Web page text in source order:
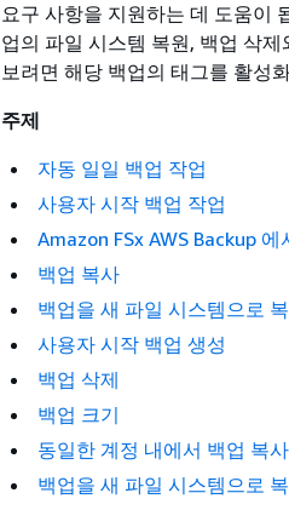
요구 사항을 지원하는 데 도움이
업의 파일 시스템 복원, 백업 삭
보려면 해당 백업의 태그를 활성
주제
자동 일일 백업 작업
사용자 시작 백업 작업
Amazon FSx AWS Backup 에
백업 복사
백업을 새 파일 시스템으로
사용자 시작 백업 생성
백업 삭제
백업 크기
동일한 계정 내에서 백업 복사
백업을 새 파일 시스템으로